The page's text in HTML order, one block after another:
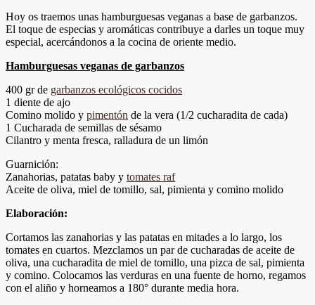
Hoy os traemos unas hamburguesas veganas a base de garbanzos.
El toque de especias y aromáticas contribuye a darles un toque muy
especial, acercándonos a la cocina de oriente medio.
Hamburguesas veganas de garbanzos
400 gr de garbanzos ecológicos cocidos
1 diente de ajo
Comino molido y pimentón de la vera (1/2 cucharadita de cada)
1 Cucharada de semillas de sésamo
Cilantro y menta fresca, ralladura de un limón
Guarnición:
Zanahorias, patatas baby y tomates raf
Aceite de oliva, miel de tomillo, sal, pimienta y comino molido
Elaboración:
Cortamos las zanahorias y las patatas en mitades a lo largo, los
tomates en cuartos. Mezclamos un par de cucharadas de aceite de
oliva, una cucharadita de miel de tomillo, una pizca de sal, pimienta
y comino. Colocamos las verduras en una fuente de horno, regamos
con el aliño y horneamos a 180° durante media hora.